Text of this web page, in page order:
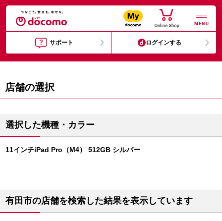
MENU
サポート ログインする
店舗の選択
選択した機種・カラー
11インチiPad Pro（M4） 512GB シルバー
有田市の店舗を検索した結果を表示しています